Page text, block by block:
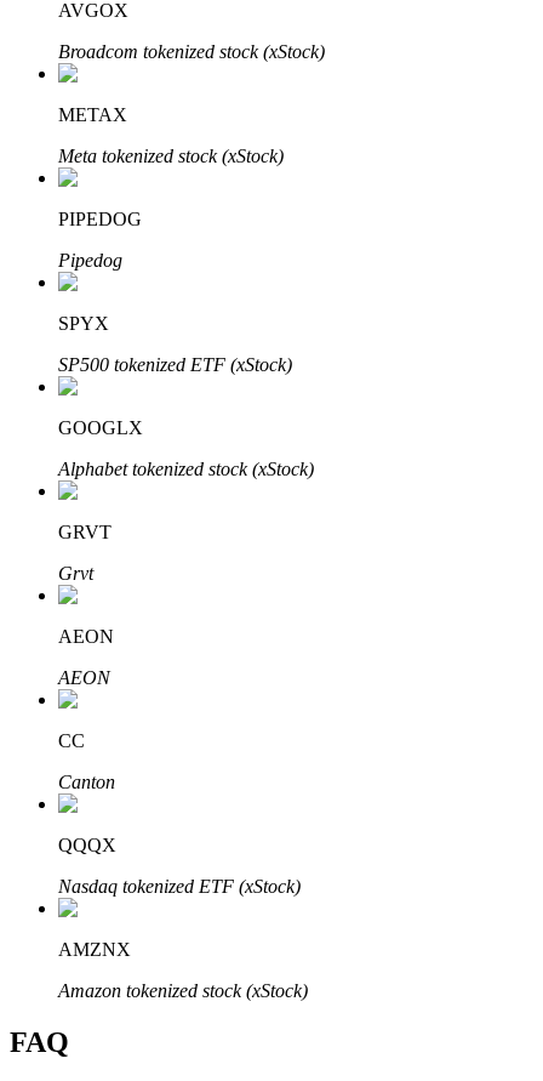
Apprenez le Staking
Découvrez comment gagner un revenu passif
Bitrue
Partenaires Bitrue
AVGOX
Broadcom tokenized stock (xStock)
METAX
Meta tokenized stock (xStock)
PIPEDOG
Pipedog
SPYX
SP500 tokenized ETF (xStock)
GOOGLX
Alphabet tokenized stock (xStock)
GRVT
Grvt
AEON
AEON
CC
Canton
QQQX
Nasdaq tokenized ETF (xStock)
AMZNX
Amazon tokenized stock (xStock)
FAQ